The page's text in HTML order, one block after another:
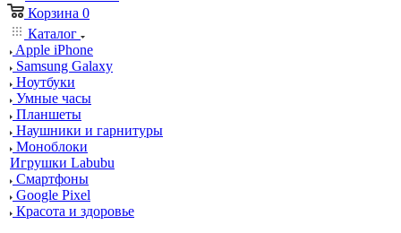
Корзина 0
Каталог
Apple iPhone
Samsung Galaxy
Ноутбуки
Умные часы
Планшеты
Наушники и гарнитуры
Моноблоки
Игрушки Labubu
Смартфоны
Google Pixel
Красота и здоровье